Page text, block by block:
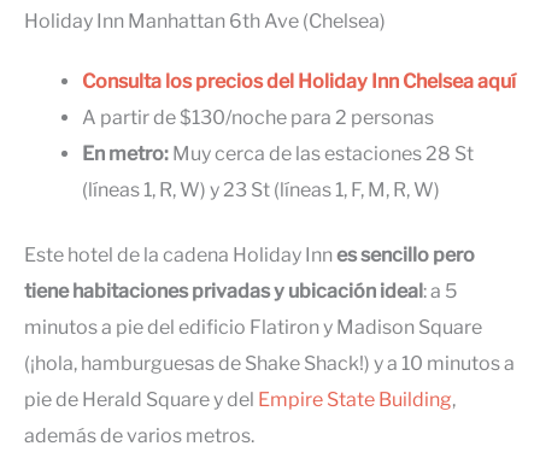
Holiday Inn Manhattan 6th Ave (Chelsea)
Consulta los precios del Holiday Inn Chelsea aquí
A partir de $130/noche para 2 personas
En metro: Muy cerca de las estaciones 28 St
(líneas 1, R, W) y 23 St (líneas 1, F, M, R, W)
Este hotel de la cadena Holiday Innes sencillo pero
tiene habitaciones privadas y ubicación ideal : a 5
minutos a pie del edificio Flatiron y Madison Square
(¡hola, hamburguesas de Shake Shack!) y a 10 minutos a
pie de Herald Square y del Empire State Building,
además de varios metros.